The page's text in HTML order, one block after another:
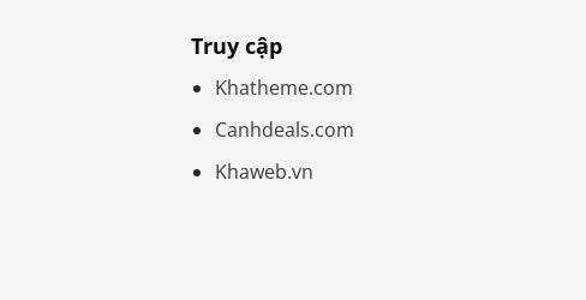
Truy cập
Khatheme.com
Canhdeals.com
Khaweb.vn